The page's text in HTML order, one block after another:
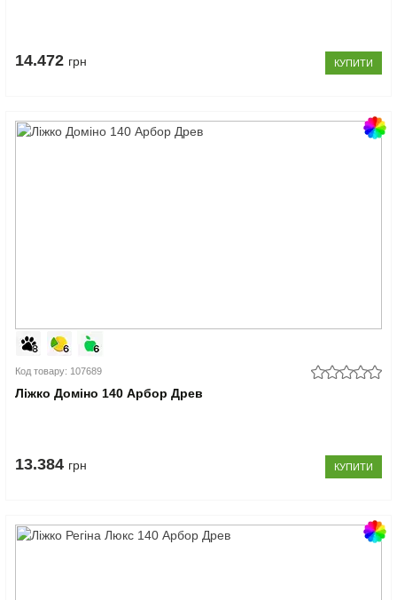
14.472 грн КУПИТИ
Код товару: 107689
Ліжко Доміно 140 Арбор Древ
13.384 грн КУПИТИ